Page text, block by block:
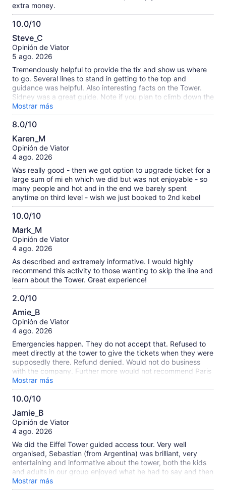
extra money.
10.0/10
10.0
de
10
Steve_C
Opinión de Viator
5 ago. 2026
Tremendously helpful to provide the tix and show us where
to go. Several lines to stand in getting to the top and
guidance was helpful. Also interesting facts on the Tower.
Sidney was a great guide. Note if you plan to climb down the
stairs from the 2nd “floor” it is a lot more than the 10 minutes
on the sign. More like 30.
Mostrar más
8.0/10
8.0
de
10
Karen_M
Opinión de Viator
4 ago. 2026
Was really good - then we got option to upgrade ticket for a
large sum of mi eh which we did but was not enjoyable - so
many people and hot and in the end we barely spent
anytime on third level - wish we just booked to 2nd kebel
10.0/10
10.0
de
10
Mark_M
Opinión de Viator
4 ago. 2026
As described and extremely informative. I would highly
recommend this activity to those wanting to skip the line and
learn about the Tower. Great experience!
2.0/10
2.0
de
10
Amie_B
Opinión de Viator
4 ago. 2026
Emergencies happen. They do not accept that. Refused to
meet directly at the tower to give the tickets when they were
supposedly there. Refund denied. Would not do business
with the company. Further more would not recommend Paris
to anyone. This company including many other people
throughout the city are extremely rude. If you’re looking for a
vacation to Europe go elsewhere. And if you go to Paris, get
company is a joke.
Mostrar más
10.0/10
10.0
de
10
Jamie_B
Opinión de Viator
4 ago. 2026
We did the Eiffel Tower guided access tour. Very well
organised, Sebastian (from Argentina) was brilliant, very
entertaining and informative about the tower, both the kids
and adults in our group enjoyed what he had to say and then
we were left to enjoy our visit which was perfect!
Mostrar más